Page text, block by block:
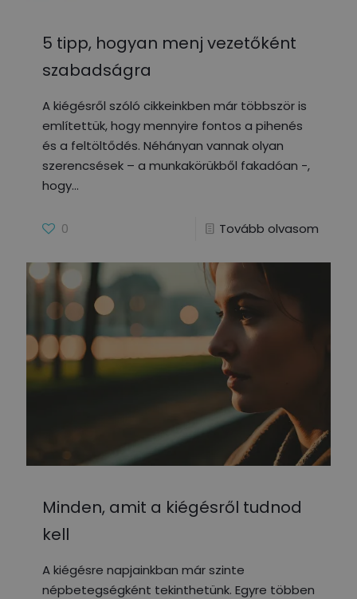
5 tipp, hogyan menj vezetőként
szabadságra
A kiégésről szóló cikkeinkben már többször is
említettük, hogy mennyire fontos a pihenés
és a feltöltődés. Néhányan vannak olyan
szerencsések – a munkakörükből fakadóan -,
hogy
0 Tovább olvasom
Minden, amit a kiégésről tudnod
kell
A kiégésre napjainkban már szinte
népbetegségként tekinthetünk. Egyre többen